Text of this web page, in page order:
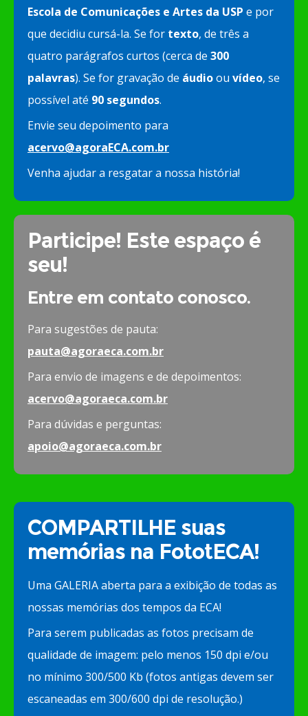
Escola de Comunicações e Artes da USP e por
que decidiu cursá-la. Se for texto, de três a
quatro parágrafos curtos (cerca de 300
palavras). Se for gravação de áudioou vídeo, se
possível até 90 segundos.
Envie seu depoimento para
acervo@agoraECA.com.br
Venha ajudar a resgatar a nossa história!
Participe! Este espaço é
seu!
Entre em contato conosco.
Para sugestões de pauta:
pauta@agoraeca.com.br
Para envio de imagens e de depoimentos:
acervo@agoraeca.com.br
Para dúvidas e perguntas:
apoio@agoraeca.com.br
COMPARTILHE suas
memórias na FototECA!
Uma GALERIA aberta para a exibição de todas as
nossas memórias dos tempos da ECA!
Para serem publicadas as fotos precisam de
qualidade de imagem: pelo menos 150 dpi e/ou
no mínimo 300/500 Kb (fotos antigas devem ser
escaneadas em 300/600 dpi de resolução.)